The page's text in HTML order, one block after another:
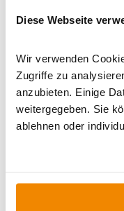
Diese Webseite
Wir verwenden
Zugriffe zu
anzubieten. Einige
weitergegeben. Sie
ablehnen oder
Anschluss|Kaminofen